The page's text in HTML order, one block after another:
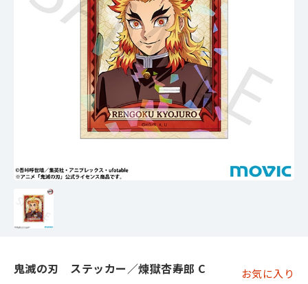
鬼滅の刃 ステッカー／煉獄杏寿郎 C お気に入り